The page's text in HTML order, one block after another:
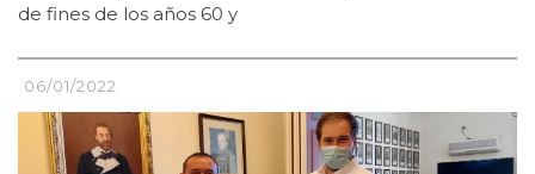
de fines de los años 60 y
06/01/2022